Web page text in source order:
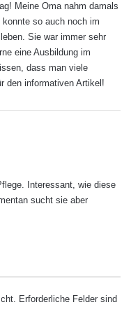
Karriereprofil
in den
weite
durch diese
im
arbeiten oder sie
oder in
Meine Oma nahm damals
so auch noch im
Sie war immer sehr
eine Ausbildung im
dass man viele
den informativen Artikel!
Interessant, wie diese
sucht sie aber
Erforderliche Felder sind